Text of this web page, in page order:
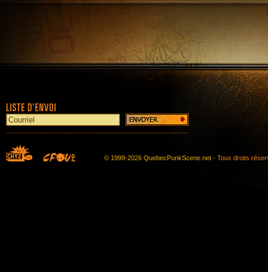
© 1999-2026 QuebecPunkScene.net - Tous droits